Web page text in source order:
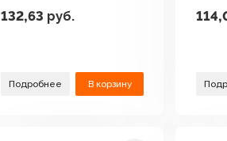
132,63 руб.
Подробнее В корзину